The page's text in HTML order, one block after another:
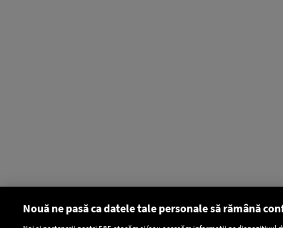
Nouă ne pasă ca datele tale personale să rămână